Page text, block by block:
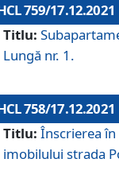
759/17.12.2021
Titlu:
Lungă nr. 1.
758/17.12.2021
Titlu: Înscrierea
imobilului strada